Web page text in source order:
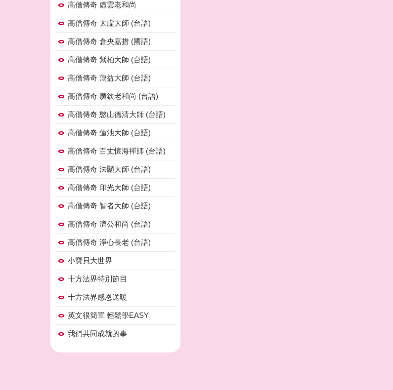
高僧傳奇 虛雲老和尚
高僧傳奇 太虛大師 (台語)
高僧傳奇 倉央嘉措 (國語)
高僧傳奇 紫柏大師 (台語)
高僧傳奇 蕅益大師 (台語)
高僧傳奇 廣欽老和尚 (台語)
高僧傳奇 憨山德清大師 (台語)
高僧傳奇 蓮池大師 (台語)
高僧傳奇 百丈懷海禪師 (台語)
高僧傳奇 法顯大師 (台語)
高僧傳奇 印光大師 (台語)
高僧傳奇 智者大師 (台語)
高僧傳奇 濟公和尚 (台語)
高僧傳奇 淨心長老 (台語)
小寶貝大世界
十方法界特別節目
十方法界感恩送暖
英文很簡單 輕鬆學EASY
我們共同成就的事